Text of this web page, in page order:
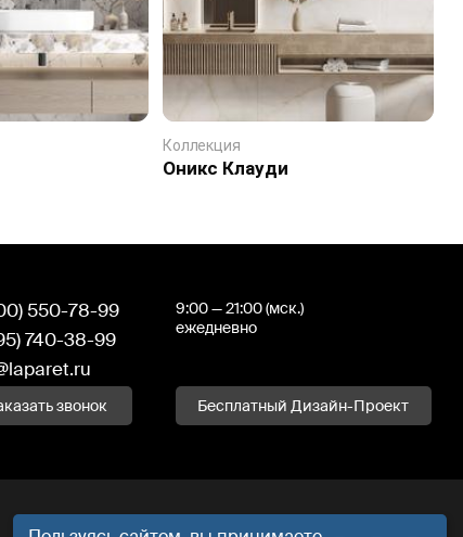
Коллекция
Оникс Клауди
550-78-99
740-38-99
9:00 — 21:00 (мск.)
ежедневно
звонок Бесплатный Дизайн-Проект